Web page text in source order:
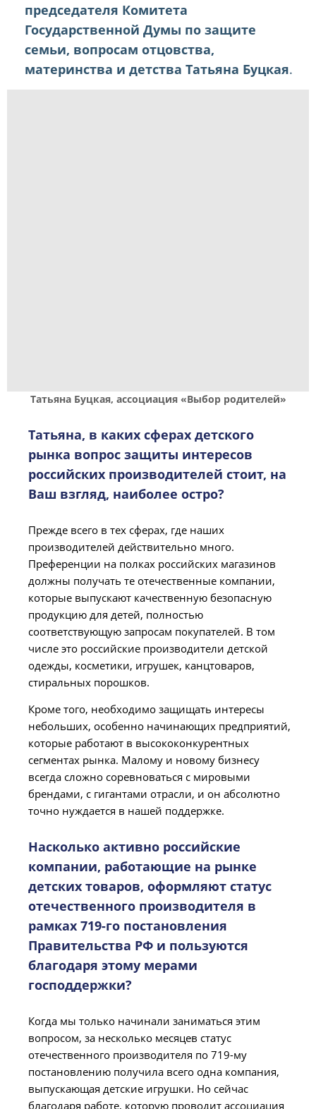
председателя Комитета
Государственной Думы по защите
семьи, вопросам отцовства,
материнства и детства Татьяна Буцкая.
Татьяна Буцкая, ассоциация «Выбор родителей»
Татьяна, в каких сферах детского
рынка вопрос защиты интересов
российских производителей стоит, на
Ваш взгляд, наиболее остро?
Прежде всего в тех сферах, где наших
производителей действительно много.
Преференции на полках российских магазинов
должны получать те отечественные компании,
которые выпускают качественную безопасную
продукцию для детей, полностью
соответствующую запросам покупателей. В том
числе это российские производители детской
одежды, косметики, игрушек, канцтоваров,
стиральных порошков.
Кроме того, необходимо защищать интересы
небольших, особенно начинающих предприятий,
которые работают в высококонкурентных
сегментах рынка. Малому и новому бизнесу
всегда сложно соревноваться с мировыми
брендами, с гигантами отрасли, и он абсолютно
точно нуждается в нашей поддержке.
Насколько активно российские
компании, работающие на рынке
детских товаров, оформляют статус
отечественного производителя в
рамках 719-го постановления
Правительства РФ и пользуются
благодаря этому мерами
господдержки?
Когда мы только начинали заниматься этим
вопросом, за несколько месяцев статус
отечественного производителя по 719-му
постановлению получила всего одна компания,
выпускающая детские игрушки. Но сейчас
благодаря работе, которую проводит ассоциация